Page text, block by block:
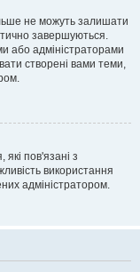
не можуть залишати
завершуються.
або адміністраторами
створені вами теми,
пов'язані з
використання
адміністратором.